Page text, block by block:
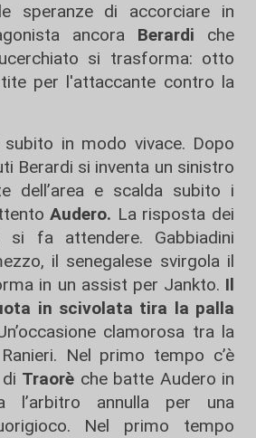
speranze di accorciare in
ancora Berardi che
si trasforma: otto
per l'attaccante contro la
in modo vivace. Dopo
Berardi si inventa un sinistro
dell’area e scalda subito i
Audero. La risposta dei
si fa attendere. Gabbiadini
il senegalese svirgola il
in un assist per Jankto. Il
in scivolata tira la palla
clamorosa tra la
Nel primo tempo c’è
Traorè che batte Audero in
l’arbitro annulla per una
Nel primo tempo